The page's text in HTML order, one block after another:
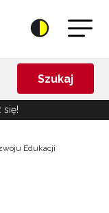
Szukaj
się!
Edukacji